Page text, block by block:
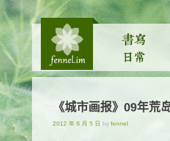
《城市画报》09年荒
2012 年 6 月 5 日 by fennel